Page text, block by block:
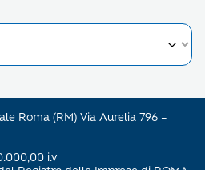
Roma (RM) Via Aurelia 796 –
i.v